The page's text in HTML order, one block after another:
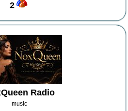
2
Radio
music